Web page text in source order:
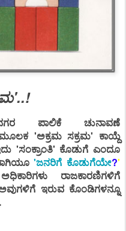
ಪಾಲಿಕೆ ಚುನಾವಣೆ
ಮೂಲಕ 'ಅಕ್ರಮ ಸಕ್ರಮ' ಕಾಯ್ದೆ
'ಸಂಕ್ರಾಂತಿ' ಕೊಡುಗೆ ಎಂದೂ
'ಜನರಿಗೆ ಕೊಡುಗೆಯೇ?'
ಅಧಿಕಾರಿಗಳು ರಾಜಕಾರಣಿಗಳಿಗೆ
ಇರುವ ಕೊಂಡಿಗಳನ್ನೂ